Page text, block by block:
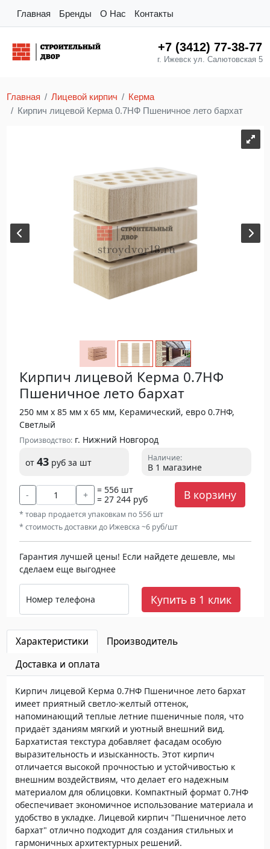
Главная Бренды О Нас Контакты
+7 (3412) 77-38-77
г. Ижевск ул. Салютовская 5
Главная Лицевой кирпич
Керма
Кирпич лицевой Керма 0.7НФ Пшеничное лето бархат
Кирпич лицевой Керма 0.7НФ
Пшеничное лето бархат
250 мм х 85 мм х 65 мм, Керамический, евро 0.7НФ,
Светлый
Производство:г. Нижний Новгород
от 43 руб за шт Наличие:
В 1 магазине
- +
= 556 шт
= 27 244 руб
В корзину
* товар продается упаковкам по 556 шт
* стоимость доставки до Ижевска ~6 руб/шт
Гарантия лучшей цены! Если найдете дешевле, мы
сделаем еще выгоднее
Номер телефона Купить в 1 клик
Характеристики
Производитель
Доставка и оплата
Кирпич лицевой Керма 0.7НФ Пшеничное лето бархат
имеет приятный светло-желтый оттенок,
напоминающий теплые летние пшеничные поля, что
придаёт зданиям мягкий и уютный внешний вид.
Бархатистая текстура добавляет фасадам особую
выразительность и изысканность. Этот кирпич
отличается высокой прочностью и устойчивостью к
внешним воздействиям, что делает его надежным
материалом для облицовки. Компактный формат 0.7НФ
обеспечивает экономичное использование материала и
удобство в укладке. Лицевой кирпич "Пшеничное лето
бархат" отлично подходит для создания стильных и
гармоничных архитектурных решений.